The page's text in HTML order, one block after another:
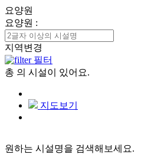
요양원
요양원 :
지역변경
필터
총 의 시설이 있어요.
지도보기
원하는 시설명을 검색해보세요.